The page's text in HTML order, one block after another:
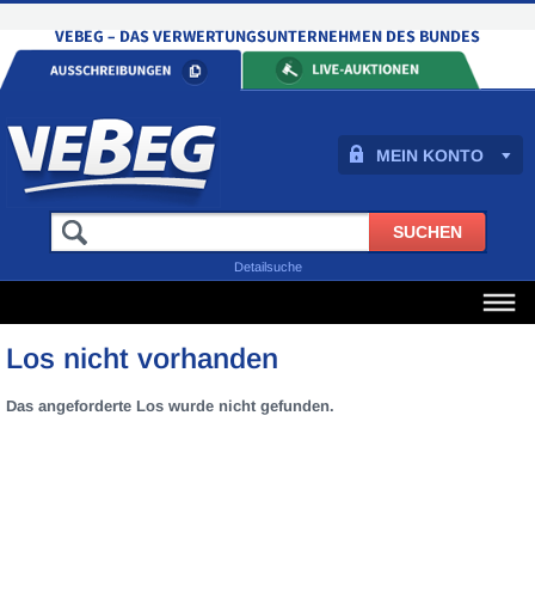
MEIN KONTO
Detailsuche
Los nicht vorhanden
Das angeforderte Los wurde nicht gefunden.